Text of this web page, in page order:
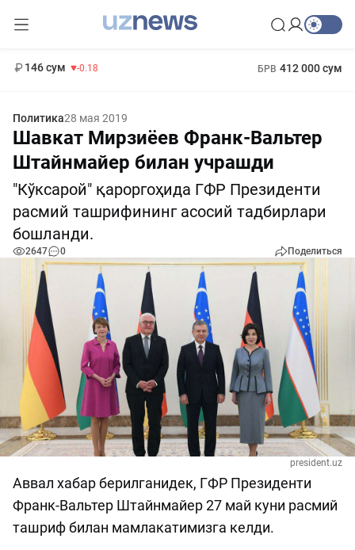
146 сум -0.18 БРВ 412 000 сум
Политика28 мая 2019
Шавкат Мирзиёев Франк-Вальтер
Штайнмайер билан учрашди
"Кўксарой" қароргоҳида ГФР Президенти
расмий ташрифининг асосий тадбирлари
бошланди.
2647 0 Поделиться
president.uz
Аввал хабар берилганидек, ГФР Президенти
Франк-Вальтер Штайнмайер 27 май куни расмий
ташриф билан мамлакатимизга келди.